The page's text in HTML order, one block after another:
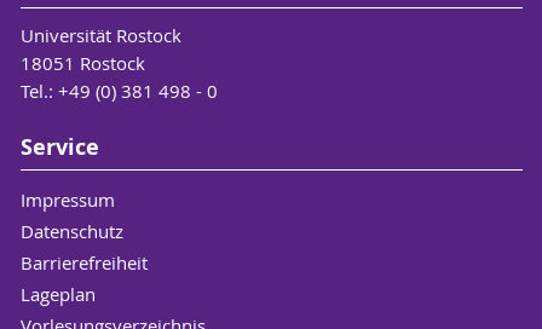
Universität Rostock
18051 Rostock
Tel.: +49 (0) 381 498 - 0
Service
Impressum
Datenschutz
Barrierefreiheit
Lageplan